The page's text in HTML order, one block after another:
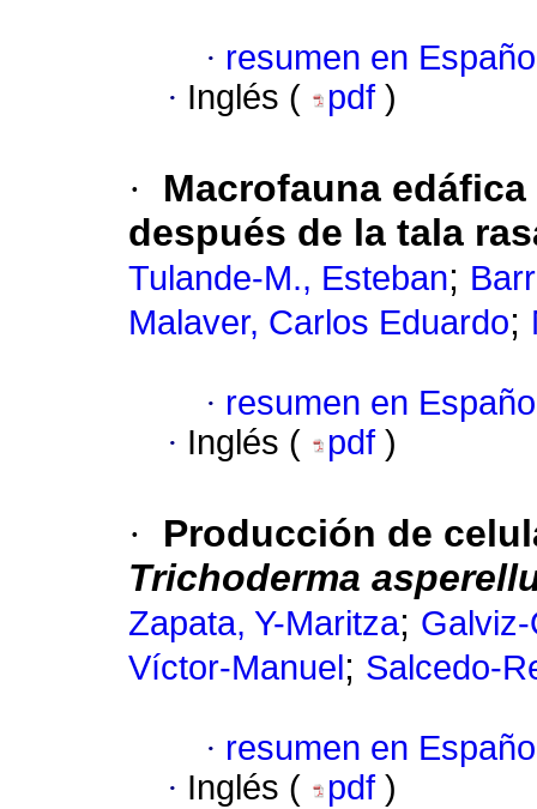
· resumen en
· Inglés ( pdf )
·
Macrofauna
después de la tala
Tulande-M., Esteban;
Malaver, Carlos Eduardo;
· resumen en
· Inglés ( pdf )
·
Producción de
Trichoderma
Zapata, Y-Maritza;
Víctor-Manuel ; Salcedo-
· resumen en
· Inglés ( pdf )